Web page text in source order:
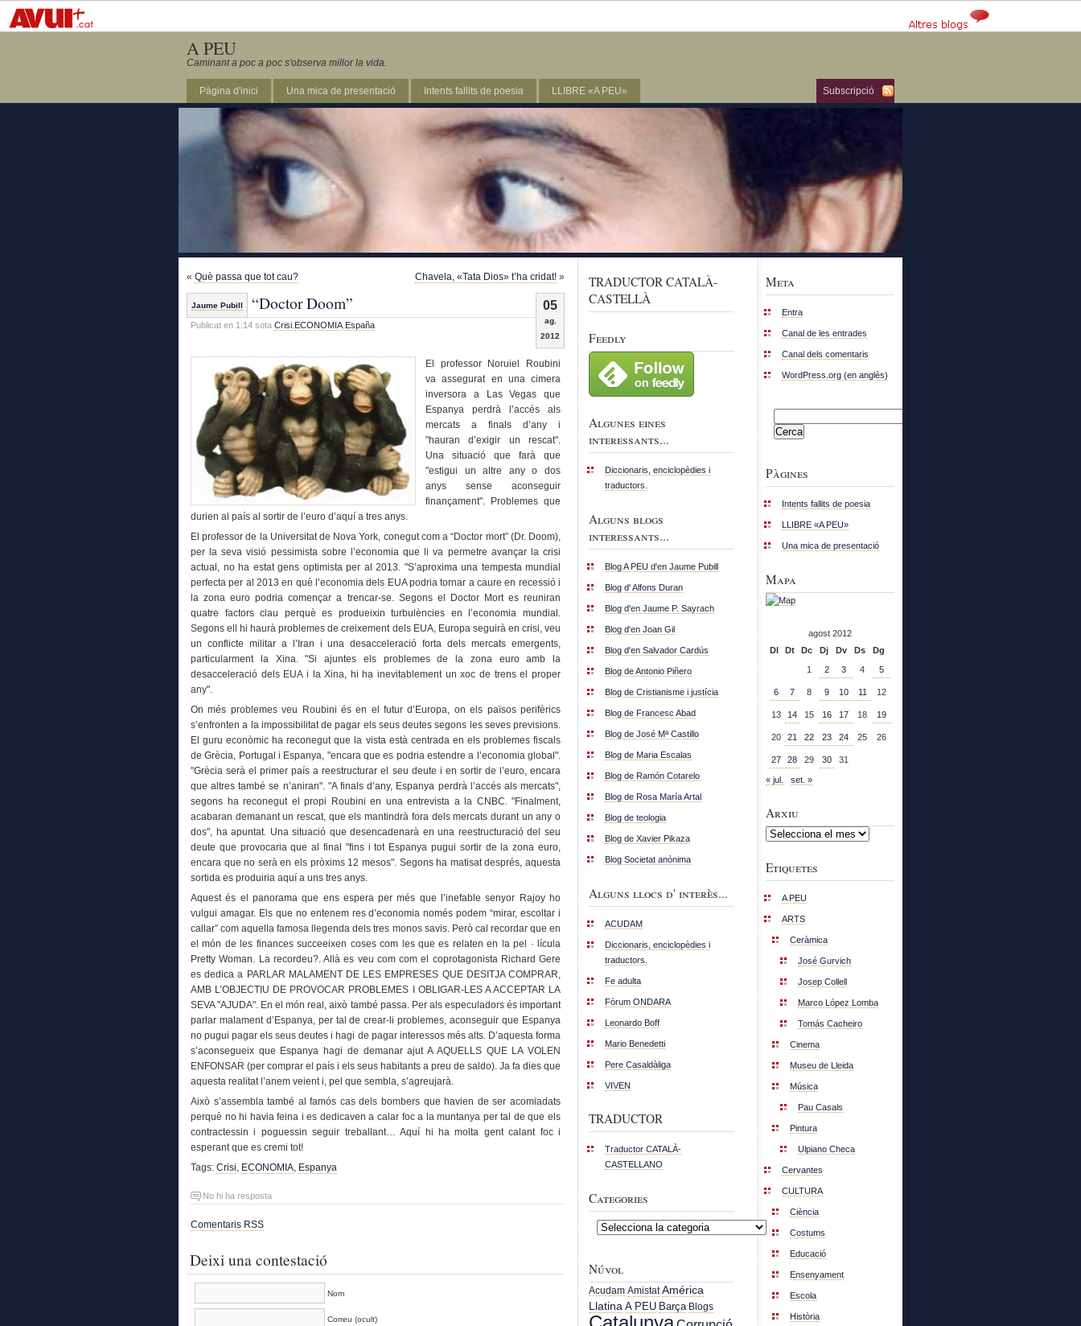
A PEU
Caminant a poc a poc s'observa millor la vida.
Subscripció
Pàgina d'inici Una mica de presentació Intents fallits de poesia LLIBRE «A PEU»
« Què passa que tot cau? Chavela, «Tata Dios» t’ha cridat! »
05
ag.
2012
Jaume Pubill “Doctor Doom”
Publicat en 1:14 sota Crisi ECONOMIA España
El professor Noruiel Roubini
va assegurat en una cimera
inversora a Las Vegas que
Espanya perdrà l’accés als
mercats a finals d’any i
"hauran d’exigir un rescat".
Una situació que farà que
"estigui un altre any o dos
anys sense aconseguir
finançament". Problemes que
durien al país al sortir de l’euro d’aquí a tres anys.
El professor de la Universitat de Nova York, conegut com a “Doctor mort” (Dr. Doom),
per la seva visió pessimista sobre l’economia que li va permetre avançar la crisi
actual, no ha estat gens optimista per al 2013. "S’aproxima una tempesta mundial
perfecta per al 2013 en què l’economia dels EUA podria tornar a caure en recessió i
la zona euro podria començar a trencar-se. Segons el Doctor Mort es reuniran
quatre factors clau perquè es produeixin turbulències en l’economia mundial.
Segons ell hi haurà problemes de creixement dels EUA, Europa seguirà en crisi, veu
un conflicte militar a l’Iran i una desacceleració forta dels mercats emergents,
particularment la Xina. "Si ajuntes els problemes de la zona euro amb la
desacceleració dels EUA i la Xina, hi ha inevitablement un xoc de trens el proper
any".
On més problemes veu Roubini és en el futur d’Europa, on els països perifèrics
s’enfronten a la impossibilitat de pagar els seus deutes segons les seves previsions.
El guru econòmic ha reconegut que la vista està centrada en els problemes fiscals
de Grècia, Portugal i Espanya, "encara que es podria estendre a l’economia global".
"Grècia serà el primer país a reestructurar el seu deute i en sortir de l’euro, encara
que altres també se n’aniran". "A finals d’any, Espanya perdrà l’accés als mercats",
segons ha reconegut el propi Roubini en una entrevista a la CNBC. "Finalment,
acabaran demanant un rescat, que els mantindrà fora dels mercats durant un any o
dos", ha apuntat. Una situació que desencadenarà en una reestructuració del seu
deute que provocaria que al final "fins i tot Espanya pugui sortir de la zona euro,
encara que no serà en els pròxims 12 mesos". Segons ha matisat després, aquesta
sortida es produiria aquí a uns tres anys.
Aquest és el panorama que ens espera per més que l’inefable senyor Rajoy ho
vulgui amagar. Els que no entenem res d’economia només podem “mirar, escoltar i
callar” com aquella famosa llegenda dels tres monos savis. Però cal recordar que en
el món de les finances succeeixen coses com les que es relaten en la pel · lícula
Pretty Woman. La recordeu?. Allà es veu com com el coprotagonista Richard Gere
es dedica a PARLAR MALAMENT DE LES EMPRESES QUE DESITJA COMPRAR,
AMB L’OBJECTIU DE PROVOCAR PROBLEMES I OBLIGAR-LES A ACCEPTAR LA
SEVA "AJUDA". En el món real, això també passa. Per als especuladors és important
parlar malament d’Espanya, per tal de crear-li problemes, aconseguir que Espanya
no pugui pagar els seus deutes i hagi de pagar interessos més alts. D’aquesta forma
s’aconsegueix que Espanya hagi de demanar ajut A AQUELLS QUE LA VOLEN
ENFONSAR (per comprar el país i els seus habitants a preu de saldo). Ja fa dies que
aquesta realitat l’anem veient i, pel que sembla, s’agreujarà.
Això s’assembla també al famós cas dels bombers que havien de ser acomiadats
perquè no hi havia feina i es dedicaven a calar foc a la muntanya per tal de que els
contractessin i poguessin seguir treballant… Aquí hi ha molta gent calant foc i
esperant que es cremi tot!
Tags: Crisi, ECONOMIA, Espanya
No hi ha resposta
Comentaris RSS
Deixi una contestació
Nom
Correu (ocult)
TRADUCTOR CATALÀ-
CASTELLÀ
Feedly
Algunes eines
interessants...
Diccionaris, enciclopèdies i
traductors.
Alguns blogs
interessants...
Blog A PEU d'en Jaume Pubill
Blog d' Alfons Duran
Blog d'en Jaume P. Sayrach
Blog d'en Joan Gil
Blog d'en Salvador Cardús
Blog de Antonio Piñero
Blog de Cristianisme i justícia
Blog de Francesc Abad
Blog de José Mª Castillo
Blog de Maria Escalas
Blog de Ramón Cotarelo
Blog de Rosa María Artal
Blog de teologia
Blog de Xavier Pikaza
Blog Societat anònima
Alguns llocs d' interès...
ACUDAM
Diccionaris, enciclopèdies i
traductors.
Fe adulta
Fòrum ONDARA
Leonardo Boff
Mario Benedetti
Pere Casaldàliga
VIVEN
TRADUCTOR
Traductor CATALÀ-
CASTELLANO
Categories
Categories
Núvol
Acudam Amistat América
Llatina A PEU Barça Blogs
Meta
Entra
Canal de les entrades
Canal dels comentaris
WordPress.org (en anglès)
Pàgines
Intents fallits de poesia
LLIBRE «A PEU»
Una mica de presentació
Mapa
agost 2012
Dl
Dt Dc Dj Dv Ds
Dg
1
2 3 4 5
6 7 8 9 10 11 12
13 14 15 16 17 18 19
20 21 22 23 24 25 26
27 28 29 30 31
« jul. set. »
Arxiu
Arxiu
Etiquetes
A PEU
ARTS
Ceràmica
José Gurvich
Josep Collell
Marco López Lomba
Tomás Cacheiro
Cinema
Museu de Lleida
Música
Pau Casals
Pintura
Ulpiano Checa
Cervantes
CULTURA
Ciència
Costums
Educació
Ensenyament
Escola
Història